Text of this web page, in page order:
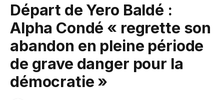
Départ de Yero Baldé :
Alpha Condé « regrette son
abandon en pleine période
de grave danger pour la
démocratie »